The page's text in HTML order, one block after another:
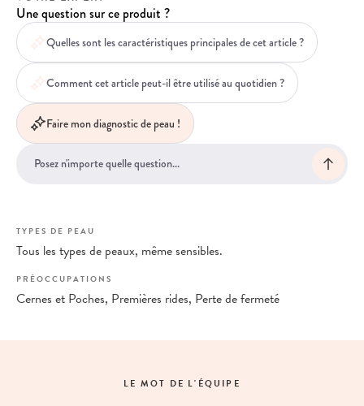
Une question sur ce produit ?
Quelles sont les caractéristiques principales de cet article ?
Comment cet article peut-il être utilisé au quotidien ?
Faire mon diagnostic de peau !
TYPES DE PEAU
Tous les types de peaux, même sensibles.
PRÉOCCUPATIONS
Cernes et Poches, Premières rides, Perte de fermeté
LE MOT DE L'ÉQUIPE